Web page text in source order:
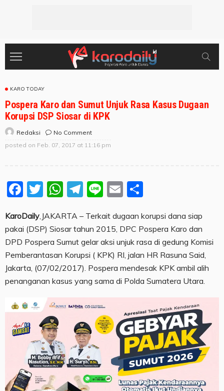
KARO TODAY
Pospera Karo dan Sumut Unjuk Rasa Kasus Dugaan
Korupsi DSP Siosar di KPK
Redaksi
No Comment
posted on Feb. 07, 2017 at 11:16 pm
Facebook
Twitter
WhatsApp
Telegram
LineEmail
KaroDaily ,JAKARTA – Terkait dugaan korupsi dana siap
pakai (DSP) Siosar tahun 2015, DPC Pospera Karo dan
DPD Pospera Sumut gelar aksi unjuk rasa di gedung Komisi
Pemberantasan Korupsi ( KPK) RI, jalan HR Rasuna Said,
Jakarta, (07/02/2017). Pospera mendesak KPK ambil alih
penanganan kasus yang sama di Polda Sumatera Utara.